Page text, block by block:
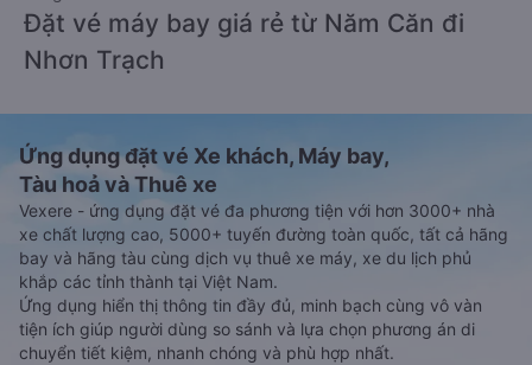
Đặt vé máy bay giá rẻ từ Năm Căn đi
Nhơn Trạch
Ứng dụng đặt vé Xe khách, Máy bay,
Tàu hoả và Thuê xe
Vexere - ứng dụng đặt vé đa phương tiện với hơn 3000+ nhà
xe chất lượng cao, 5000+ tuyến đường toàn quốc, tất cả hãng
bay và hãng tàu cùng dịch vụ thuê xe máy, xe du lịch phủ
khắp các tỉnh thành tại Việt Nam.
Ứng dụng hiển thị thông tin đầy đủ, minh bạch cùng vô vàn
tiện ích giúp người dùng so sánh và lựa chọn phương án di
chuyển tiết kiệm, nhanh chóng và phù hợp nhất.